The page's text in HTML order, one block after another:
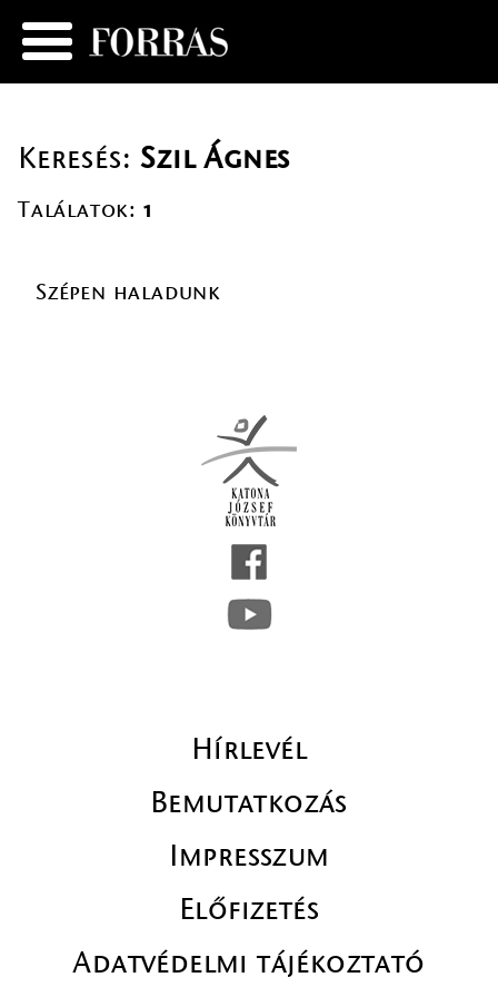
Keresés:Szil Ágnes
Találatok: 1
Szépen haladunk
Hírlevél
Bemutatkozás
Impresszum
Előfizetés
Adatvédelmi tájékoztató